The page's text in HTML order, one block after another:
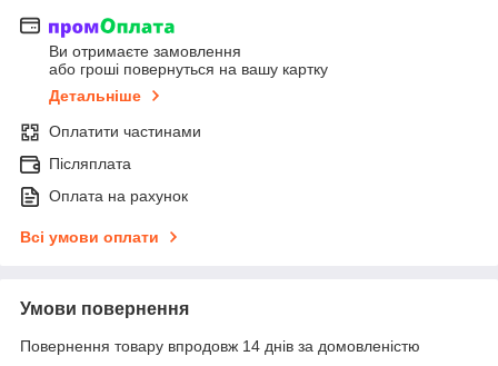
Ви отримаєте замовлення
або гроші повернуться на вашу картку
Детальніше
Оплатити частинами
Післяплата
Оплата на рахунок
Всі умови оплати
Умови повернення
Повернення товару впродовж 14 днів за домовленістю